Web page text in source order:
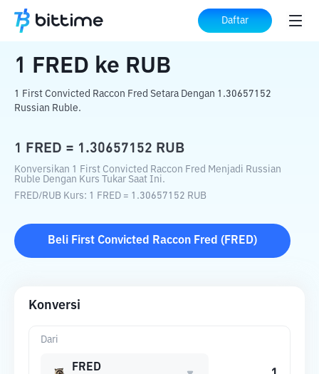
Daftar
Beranda Konverter Kripto RUB
1 FRED ke RUB
1 First Convicted Raccon Fred Setara Dengan 1.30657152
Russian Ruble.
1 FRED = 1.30657152 RUB
Konversikan 1 First Convicted Raccon Fred Menjadi Russian
Ruble Dengan Kurs Tukar Saat Ini.
FRED/RUB Kurs: 1 FRED = 1.30657152 RUB
Beli First Convicted Raccon Fred ( FRED)
Konversi
Dari
FRED